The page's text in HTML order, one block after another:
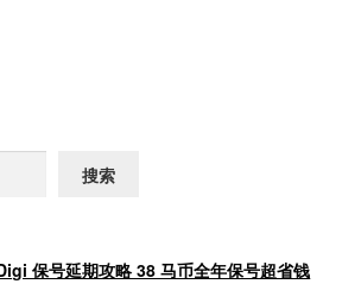
搜索
保号延期攻略 38 马币全年保号超省钱